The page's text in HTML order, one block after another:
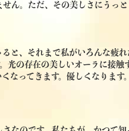
ん。ただ、その美しさにうっ
と、それまで私がいろんな疲
光の存在の美しいオーラに接
なってきます。優しくなります